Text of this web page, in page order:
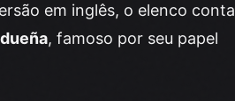
em inglês, o elenco conta
, famoso por seu papel